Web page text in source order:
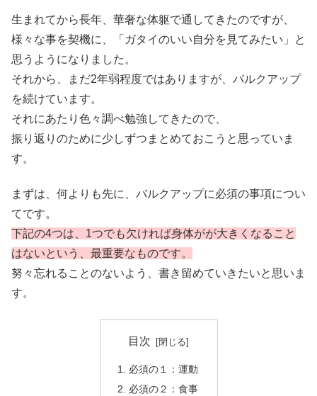
生まれてから長年、華奢な体躯で通してきたのですが、
様々な事を契機に、「ガタイのいい自分を見てみたい」と
思うようになりました。
それから、まだ2年弱程度ではありますが、バルクアップ
を続けています。
それにあたり色々調べ勉強してきたので、
振り返りのために少しずつまとめておこうと思っていま
す。
まずは、何よりも先に、バルクアップに必須の事項につい
てです。
下記の4つは、1つでも欠ければ身体がが大きくなること
はないという、最重要なものです。
努々忘れることのないよう、書き留めていきたいと思いま
す。
目次
必須の１：運動
必須の２：食事